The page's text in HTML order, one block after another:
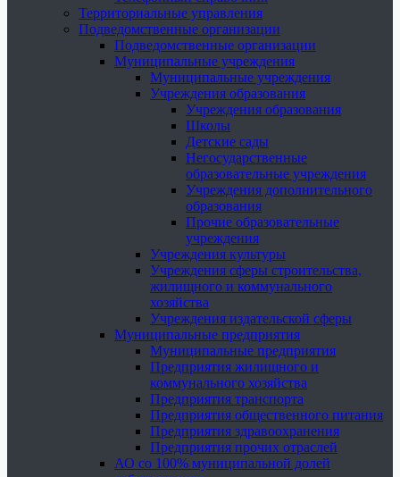
Территориальные управления
Подведомственные организации
Подведомственные организации
Муниципальные учреждения
Муниципальные учреждения
Учреждения образования
Учреждения образования
Школы
Детские сады
Негосударственные
образовательные учреждения
Учреждения дополнительного
образования
Прочие образовательные
учреждения
Учреждения культуры
Учреждения сферы строительства,
жилищного и коммунального
хозяйства
Учреждения издательской сферы
Муниципальные предприятия
Муниципальные предприятия
Предприятия жилищного и
коммунального хозяйства
Предприятия транспорта
Предприятия общественного питания
Предприятия здравоохранения
Предприятия прочих отраслей
АО со 100% муниципальной долей